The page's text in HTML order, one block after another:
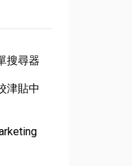
搜尋器
津貼中